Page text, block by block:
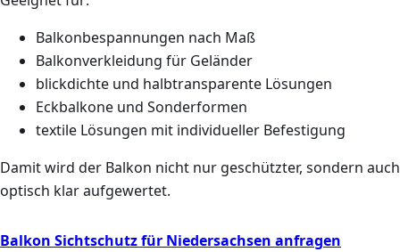
Balkonbespannungen nach Maß
Balkonverkleidung für Geländer
blickdichte und halbtransparente Lösungen
Eckbalkone und Sonderformen
textile Lösungen mit individueller Befestigung
Damit wird der Balkon nicht nur geschützter, sondern auch
optisch klar aufgewertet.
Balkon Sichtschutz für Niedersachsen anfragen